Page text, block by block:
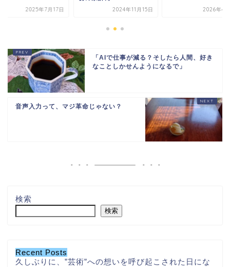
2024年11月15日 2026年4月10日 2025年7
「AIで仕事が減る？そしたら人間、好き
なことしかせんようになるで」
音声入力って、マジ革命じゃない？
検索
検索
Recent Posts
久しぶりに、”芸術”への想いを呼び起こされた日にな